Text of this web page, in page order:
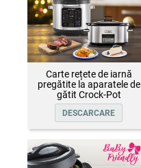
Carte rețete de iarnă
pregătite la aparatele de
gătit Crock-Pot
DESCARCARE